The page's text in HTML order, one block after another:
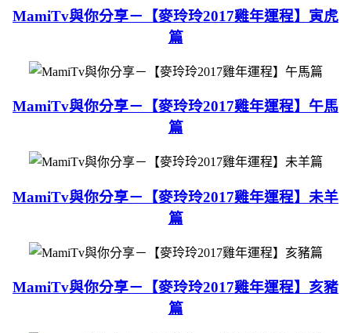
MamiTv與你分享－【麥玲玲2017雞年運程】寅虎
篇
MamiTv與你分享－【麥玲玲2017雞年運程】午馬
篇
MamiTv與你分享－【麥玲玲2017雞年運程】未羊
篇
MamiTv與你分享－【麥玲玲2017雞年運程】亥豬
篇